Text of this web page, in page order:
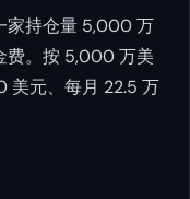
家持仓量 5,000 万
费。按 5,000 万美
美元、每月 22.5 万